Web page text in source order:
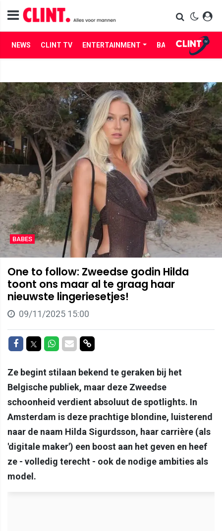
NEWS CLINT TV ENTERTAINMENT BABES LIFE
BABES
One to follow: Zweedse godin Hilda
toont ons maar al te graag haar
nieuwste lingeriesetjes!
09/11/2025 15:00
Delen op Facebook
Delen op Twitter
Delen op Whatsapp
Delen via Mail
Delen via link
Ze begint stilaan bekend te geraken bij het
Belgische publiek, maar deze Zweedse
schoonheid verdient absoluut de spotlights. In
Amsterdam is deze prachtige blondine, luisterend
naar de naam Hilda Sigurdsson, haar carrière (als
'digitale maker') een boost aan het geven en heef
ze - volledig terecht - ook de nodige ambities als
model.